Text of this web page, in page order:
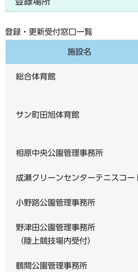
登録・更新受付窓口一覧
施設名
総合体育館
サン町田旭体育館
相原中央公園管理事務所
成瀬クリーンセンターテニスコー
小野路公園管理事務所
野津田公園管理事務所
（陸上競技場内受付）
鶴間公園管理事務所